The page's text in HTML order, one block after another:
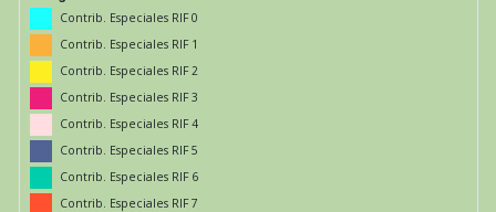
Contrib. Especiales RIF 0
Contrib. Especiales RIF 1
Contrib. Especiales RIF 2
Contrib. Especiales RIF 3
Contrib. Especiales RIF 4
Contrib. Especiales RIF 5
Contrib. Especiales RIF 6
Contrib. Especiales RIF 7